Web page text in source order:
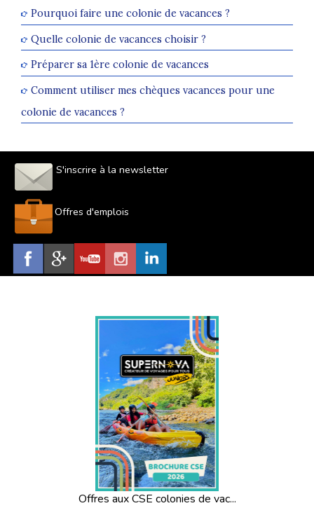
Pourquoi faire une colonie de vacances ?
Quelle colonie de vacances choisir ?
Préparer sa 1ère colonie de vacances
Comment utiliser mes chèques vacances pour une
colonie de vacances ?
S'inscrire à la newsletter
Offres d'emplois
Offres aux CSE colonies de vac...